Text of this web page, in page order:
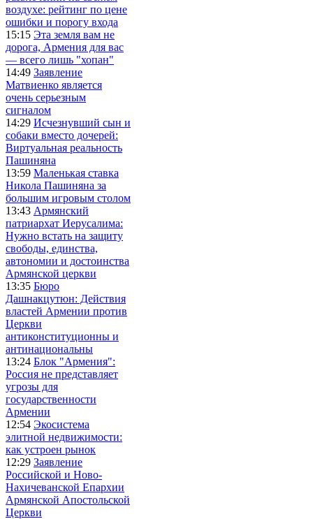
воздухе: рейтинг по цене
ошибки и порогу входа
15:15 Эта земля вам не
дорога, Армения для вас
— всего лишь "хопан"
14:49 Заявление
Матвиенко является
очень серьезным
сигналом
14:29 Исчезнувший сын и
собаки вместо дочерей:
Виртуальная реальность
Пашиняна
13:59 Маленькая ставка
Никола Пашиняна за
большим игровым столом
13:43 Армянский
патриархат Иерусалима:
Нужно встать на защиту
свободы, единства,
автономии и достоинства
Армянской церкви
13:35 Бюро
Дашнакцутюн: Действия
властей Армении против
Церкви
антиконституционны и
антинациональны
13:24 Блок "Армения":
Россия не представляет
угрозы для
государственности
Армении
12:54 Экосистема
элитной недвижимости:
как устроен рынок
12:29 Заявление
Российской и Ново-
Нахичеванской Епархии
Армянской Апостольской
Церкви